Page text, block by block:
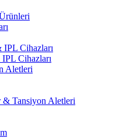
Cihazları
Cihazları
Aletleri
& Tansiyon Aletleri